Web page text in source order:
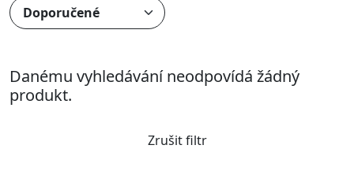
Danému vyhledávání neodpovídá žádný
produkt.
Zrušit filtr